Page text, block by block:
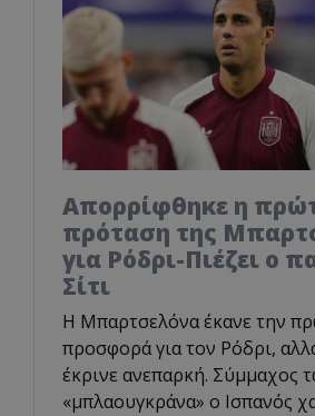
Απορρίφθηκε η
πρόταση της
για Ρόδρι-Πιέζει ο
Σίτι
Η Μπαρτσελόνα έκανε την
προσφορά για τον Ρόδρι,
έκρινε ανεπαρκή. Σύμμαχος
«μπλαουγκράνα» ο Ισπανός